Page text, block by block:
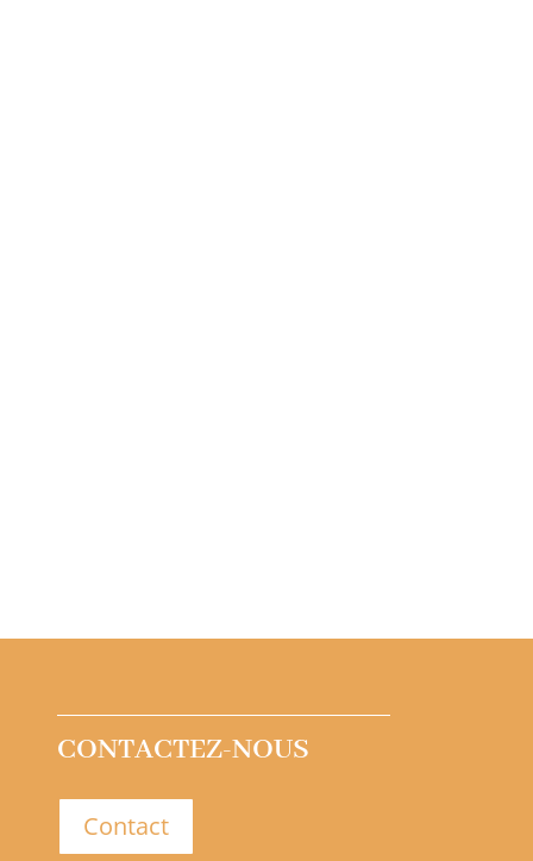
CONTACTEZ-NOUS
Contact